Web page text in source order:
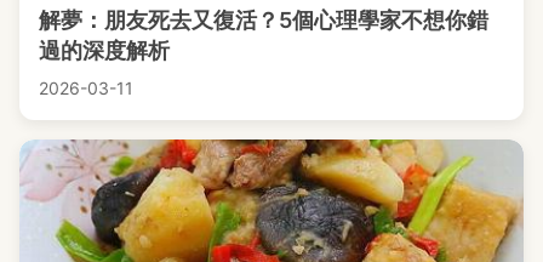
解夢：朋友死去又復活？5個心理學家不想你錯
過的深度解析
2026-03-11